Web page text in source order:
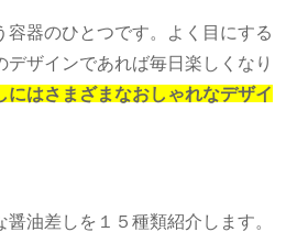
容器のひとつです。よく目にする
デザインであれば毎日楽しくなり
にはさまざまなおしゃれなデザイ
油差しを１５種類紹介します。